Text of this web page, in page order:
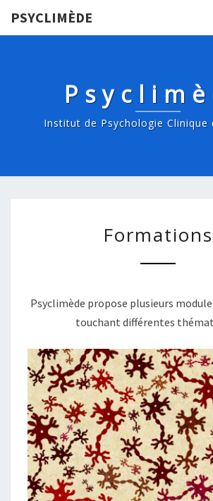
PSYCLIMÈDE
Institut de Psychologie Clinique
Formations
Psyclimède propose plusieurs
touchant différentes